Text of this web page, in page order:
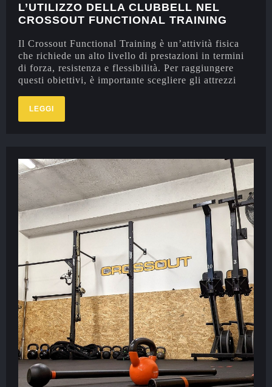
L’UTILIZZO DELLA CLUBBELL NEL
CROSSOUT FUNCTIONAL TRAINING
Il Crossout Functional Training è un’attività fisica
che richiede un alto livello di prestazioni in termini
di forza, resistenza e flessibilità. Per raggiungere
questi obiettivi, è importante scegliere gli attrezzi
LEGGI